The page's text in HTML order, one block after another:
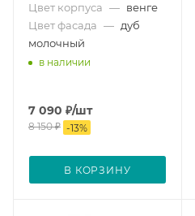
Цвет корпуса — венге
Цвет фасада — дуб
молочный
в наличии
7 090 ₽/шт
8 150₽ -13%
В КОРЗИНУ